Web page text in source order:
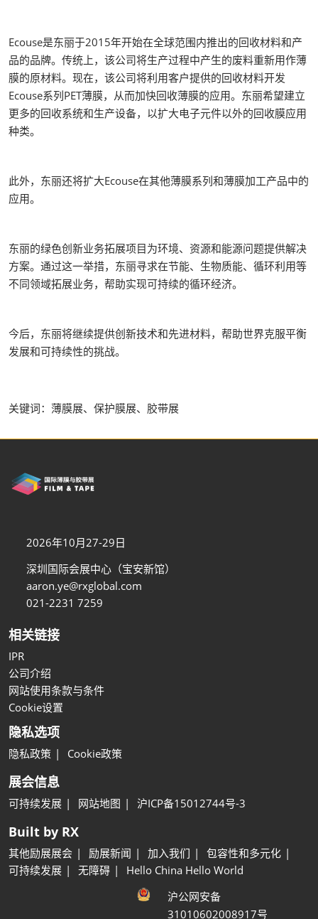
Ecouse是东丽于2015年开始在全球范围内推出的回收材料和产
品的品牌。传统上，该公司将生产过程中产生的废料重新用作薄
膜的原材料。现在，该公司将利用客户提供的回收材料开发
Ecouse系列PET薄膜，从而加快回收薄膜的应用。东丽希望建立
更多的回收系统和生产设备，以扩大电子元件以外的回收膜应用
种类。
此外，东丽还将扩大Ecouse在其他薄膜系列和薄膜加工产品中的
应用。
东丽的绿色创新业务拓展项目为环境、资源和能源问题提供解决
方案。通过这一举措，东丽寻求在节能、生物质能、循环利用等
不同领域拓展业务，帮助实现可持续的循环经济。
今后，东丽将继续提供创新技术和先进材料，帮助世界克服平衡
发展和可持续性的挑战。
关键词：薄膜展、保护膜展、胶带展
2026年10月27-29日
深圳国际会展中心（宝安新馆）
aaron.ye@rxglobal.com
021-2231 7259
相关链接
IPR
公司介绍
网站使用条款与条件
Cookie设置
隐私选项
隐私政策 Cookie政策
展会信息
可持续发展 网站地图 沪ICP备15012744号-3
Built by RX
其他励展展会 励展新闻 加入我们
包容性和多元化
可持续发展
无障碍
Hello China Hello World
沪公网安备
31010602008917号